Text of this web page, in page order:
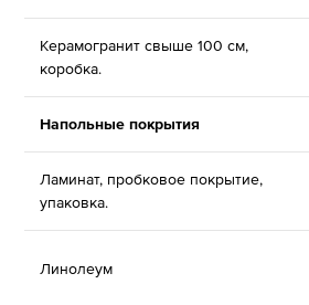
Керамогранит свыше 100 см,
коробка.
Напольные покрытия
Ламинат, пробковое покрытие,
упаковка.
Линолеум